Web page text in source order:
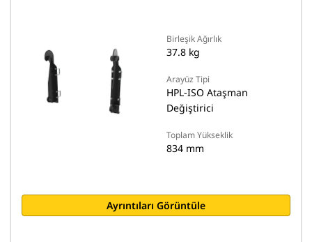
Birleşik Ağırlık
37.8 kg
Arayüz Tipi
HPL-ISO Ataşman
Değiştirici
Toplam Yükseklik
834 mm
Ayrıntıları Görüntüle